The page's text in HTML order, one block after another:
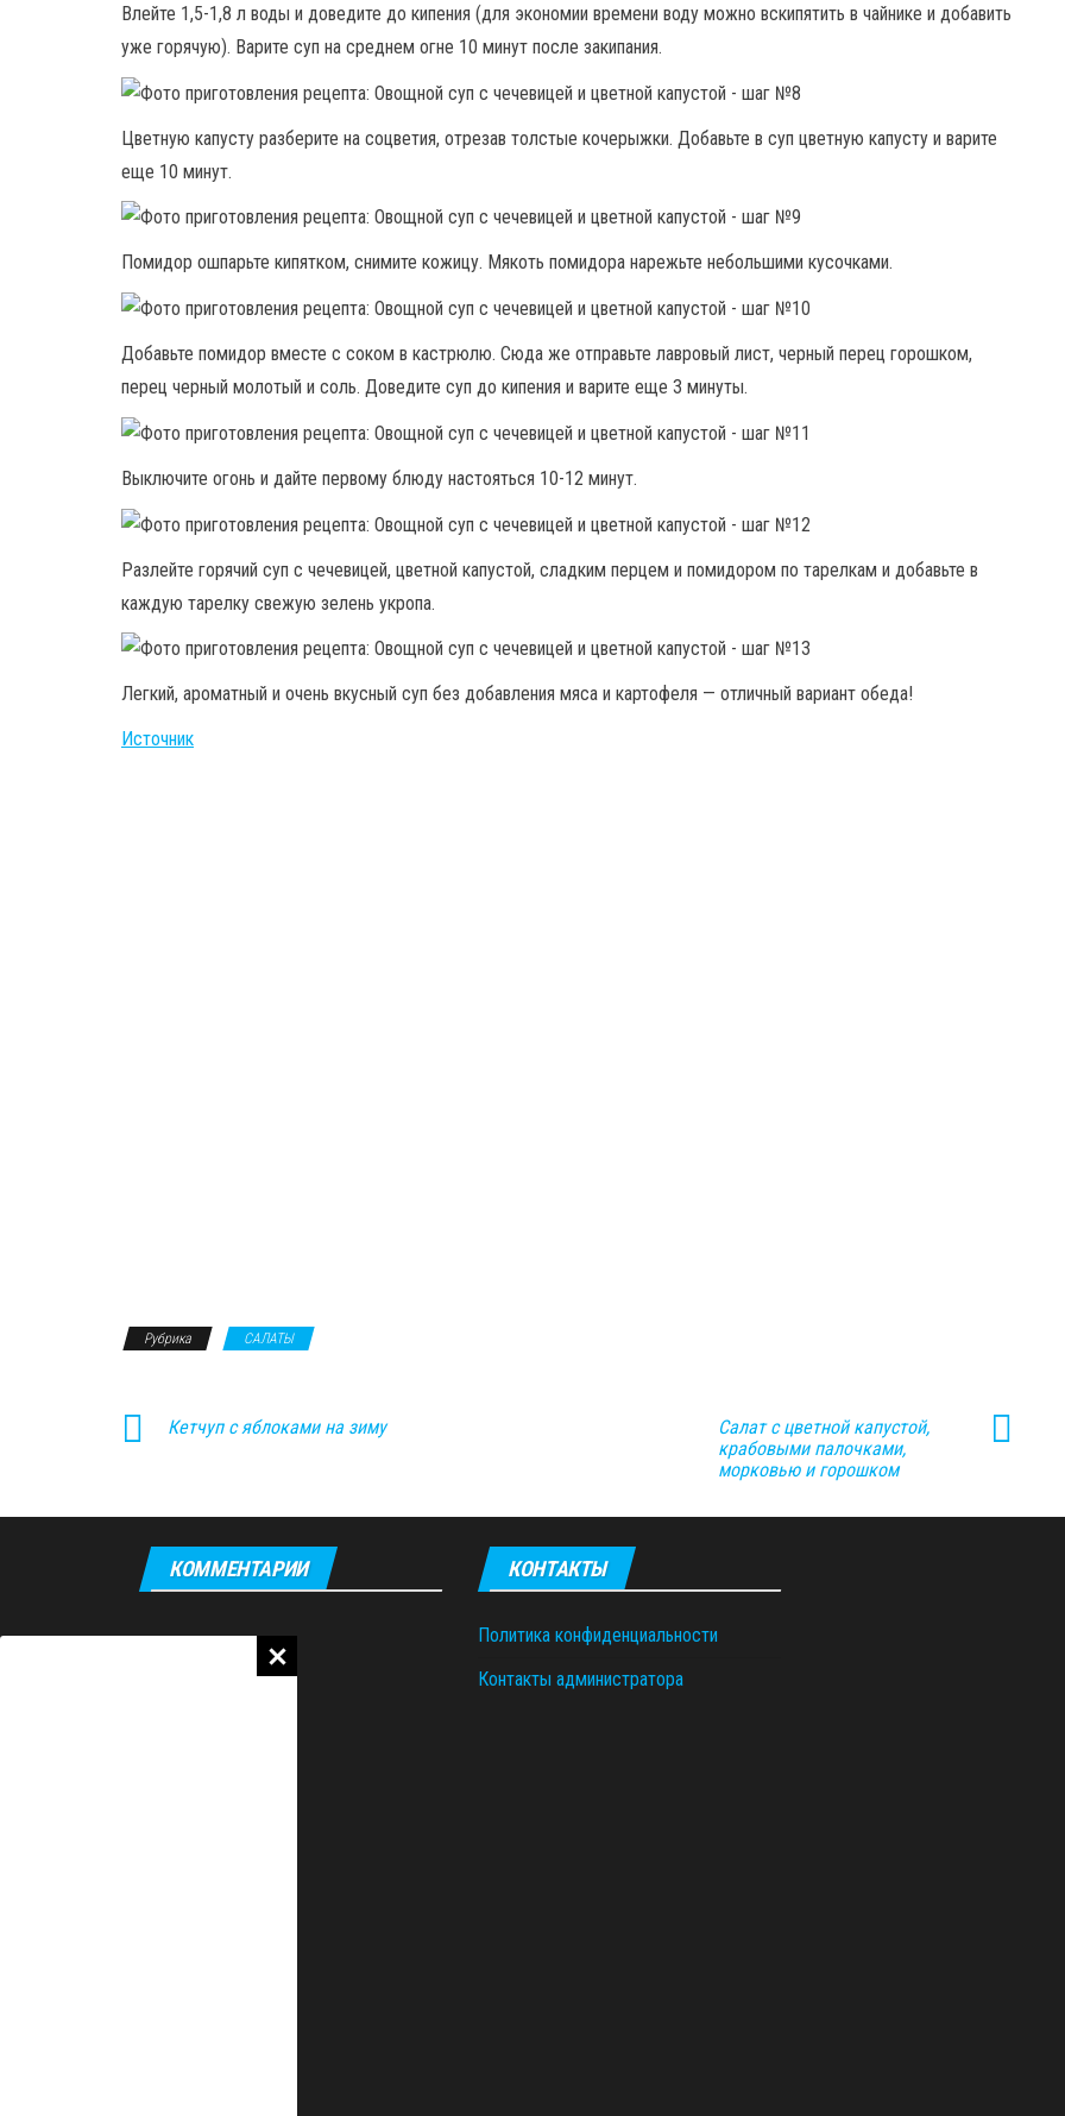
Влейте 1,5-1,8 л воды и доведите до кипения (для экономии времени воду можно вскипятить в чайнике и добавить
уже горячую). Варите суп на среднем огне 10 минут после закипания.
Цветную капусту разберите на соцветия, отрезав толстые кочерыжки. Добавьте в суп цветную капусту и варите
еще 10 минут.
Помидор ошпарьте кипятком, снимите кожицу. Мякоть помидора нарежьте небольшими кусочками.
Добавьте помидор вместе с соком в кастрюлю. Сюда же отправьте лавровый лист, черный перец горошком,
перец черный молотый и соль. Доведите суп до кипения и варите еще 3 минуты.
Выключите огонь и дайте первому блюду настояться 10-12 минут.
Разлейте горячий суп с чечевицей, цветной капустой, сладким перцем и помидором по тарелкам и добавьте в
каждую тарелку свежую зелень укропа.
Легкий, ароматный и очень вкусный суп без добавления мяса и картофеля — отличный вариант обеда!
Источник
Рубрика САЛАТЫ
Кетчуп с яблоками на зиму
Салат с цветной капустой,
крабовыми палочками,
морковью и горошком
КОММЕНТАРИИ КОНТАКТЫ
Политика конфиденциальности
Контакты администратора